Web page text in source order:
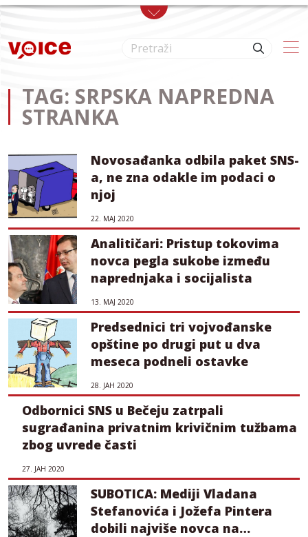
Skip to main content
TAG: SRPSKA NAPREDNA
STRANKA
Novosađanka odbila paket SNS-
a, ne zna odakle im podaci o
njoj
22. МАЈ 2020
Analitičari: Pristup tokovima
novca pegla sukobe između
naprednjaka i socijalista
13. МАЈ 2020
Predsednici tri vojvođanske
opštine po drugi put u dva
meseca podneli ostavke
28. ЈАН 2020
Odbornici SNS u Bečeju zatrpali
sugrađanina privatnim krivičnim tužbama
zbog uvrede časti
27. ЈАН 2020
SUBOTICA: Mediji Vladana
Stefanovića i Jožefa Pintera
dobili najviše novca na